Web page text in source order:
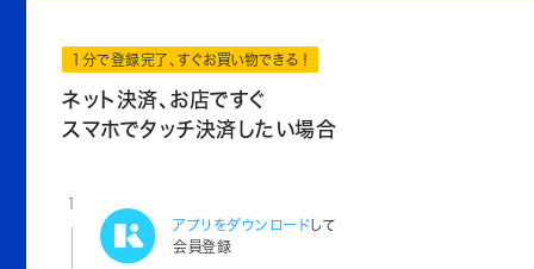
1分で登録完了、すぐお買い物できる！
ネット決済、お店ですぐ
スマホでタッチ決済したい場合
1
アプリをダウンロードして
会員登録